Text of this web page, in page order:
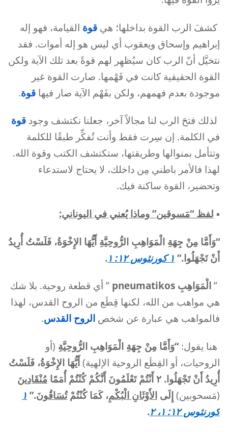
كشفَ الرب القوة بداخلها؛ هي قوة القيامة، فهو إله
إبراهيم وإسحاق ويعقوب أي ليس هو إله أموات. فقد
نتخيَّل أنّ الرب كان سيُظهِر لهم قوةً بعد تلك الآية ولكن
القوة الحقيقية كانت في فَهْمها. صارت القوة غير
موجودة بعدم فهمهم، ولكن بفَهْم الآية صار فيها قوة.
لذلك فتحَ الرب لنا مجالاً آخر، جعلنا نكتشف وجود قوة
في الكلمة. إن سِرت فقط وأنت تُفكِّر طبقًا للكلمة
وتتأمل بمنوالها وطريقتها، ستكتشف الكتب وقوة الله.
لهذا فالأمر باطني مِن داخلك، لا يحتاج لاستدعاء
وتحضير، القوة ساكنة فيك.
▪︎ لفظ “مَسوقين” وماذا يُعني في اليوناني:
“وَأَمَّا مِنْ جِهَةِ الْمَوَاهِبِ الرُّوحِيَّةِ أَيُّهَا الإِخْوَةُ، فَلَسْتُ أُرِيدُ
أَنْ تَجْهَلُوا.” ١ كورنثوس ١٢: ١ .
” الْمَوَاهِبِ pneumatikos ” أي قطعة روحية. بلا شك
هي مواهب من الله، لكنها قِطَع من الروح القدس، لهذا
فالمواهب هي عبارة عن شخص الروح القدس.
هنا يقول: “وَأَمَّا مِنْ جِهَةِ الْمَوَاهِبِ الرُّوحِيَّةِ (أو
الروحيات، أو القِطَع الروحية الإلهية) أَيُّهَا الإِخْوَةُ، فَلَسْتُ
أُرِيدُ أَنْ تَجْهَلُوا. ٢ أَنْتُمْ تَعْلَمُونَ أَنَّكُمْ كُنْتُمْ أُمَمًا
مُنْقَادِينَ
(مَسحوبين) إِلَى الأَوْثَانِ الْبُكْمِ، كَمَا كُنْتُمْتُسَاقُونَ.” ١
كورنثوس ١٢: ١، ٢
.